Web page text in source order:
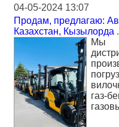
04-05-2024 13:07
Продам, предлагаю:
Казахстан, Кызылорда
Мы
газ-